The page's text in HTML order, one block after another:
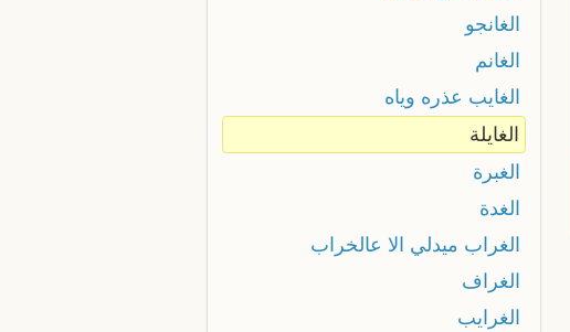
الغانجو
الغانم
الغايب عذره وياه
الغايلة
الغبرة
الغدة
الغراب ميدلي الا عالخراب
الغراف
الغرايب